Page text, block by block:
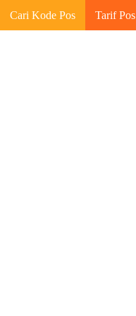
Cari Kode Pos Tarif Pos